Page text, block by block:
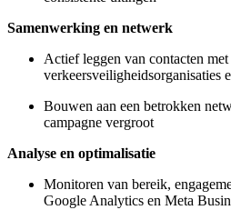
Samenwerking en netwerk
Actief leggen van contacten
verkeersveiligheidsorganisaties
Bouwen aan een betrokken
campagne vergroot
Analyse en optimalisatie
Monitoren van bereik,
Google Analytics en Meta